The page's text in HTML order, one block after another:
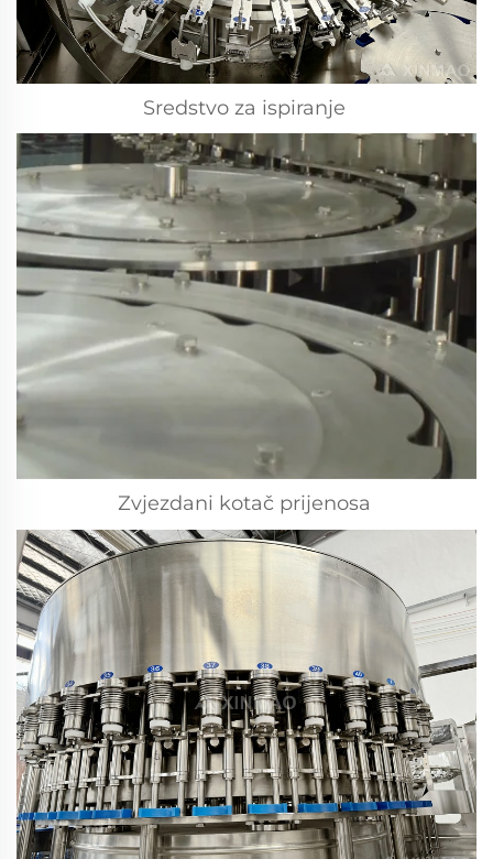
Sredstvo za ispiranje
Zvjezdani kotač prijenosa